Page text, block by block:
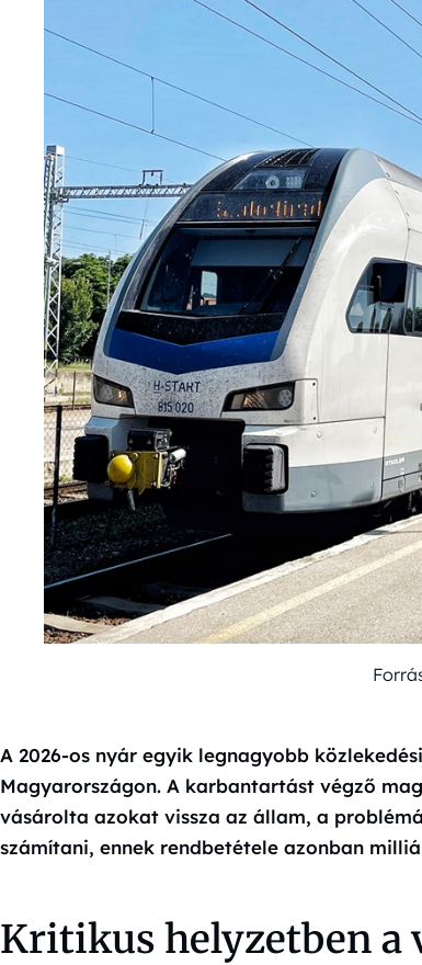
A 2026-os nyár egyik legnagyobb
Magyarországon. A karbantartást végző
vásárolta azokat vissza az állam, a
számítani, ennek rendbetétele azonban
Kritikus helyzetben a